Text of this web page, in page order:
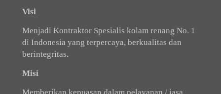
Visi
Menjadi Kontraktor Spesialis kolam renang No. 1
di Indonesia yang terpercaya, berkualitas dan
berintegritas.
Misi